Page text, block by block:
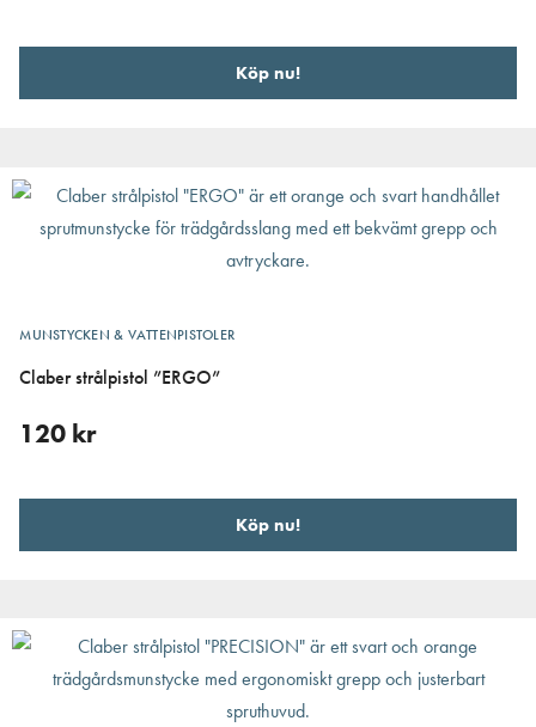
Köp nu!
MUNSTYCKEN & VATTENPISTOLER
Claber strålpistol ”ERGO”
120 kr
Köp nu!